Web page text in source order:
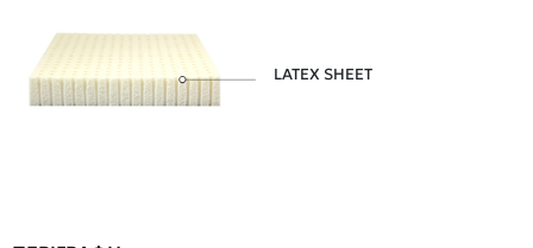
LATEX SHEET